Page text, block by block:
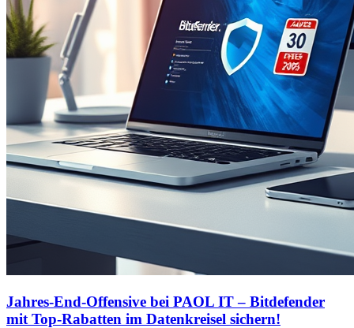
Jahres-End-Offensive bei PAOL IT – Bitdefender
mit Top-Rabatten im Datenkreisel sichern!